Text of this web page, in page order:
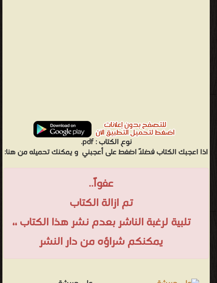
نوع الكتاب :pdf.
اذا اعجبك الكتاب فضلاً اضغط على أعجبني و يمكنك تحميله من هنا:
عفواً..
تم ازالة الكتاب
تلبية لرغبة الناشر بعدم نشر هذا الكتاب ،،
يمكنكم شراؤه من دار النشر